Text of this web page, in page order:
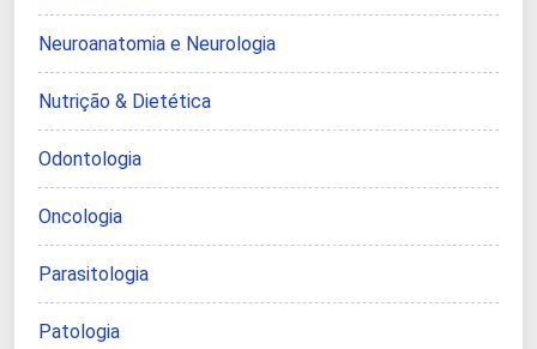
Neuroanatomia e Neurologia
Nutrição & Dietética
Odontologia
Oncologia
Parasitologia
Patologia